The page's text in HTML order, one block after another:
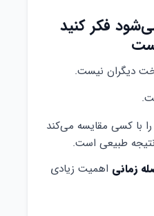
فکر کنید
دیگران نیست.
خودش را با کسی مقایسه می‌کند
طبیعی است.
زمانی اهمیت زیادی